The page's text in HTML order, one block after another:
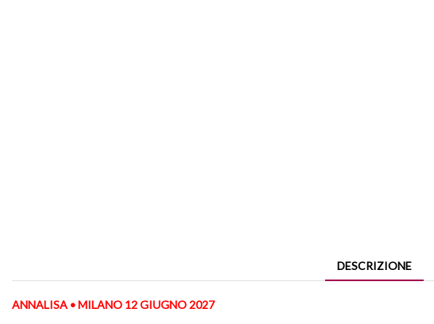
DESCRIZIONE
ANNALISA • MILANO 12 GIUGNO 2027